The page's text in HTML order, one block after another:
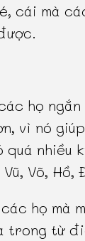
cái mà
họ ngắn
vì nó
quá nhiều
Võ, Hồ,
họ mà
trong từ